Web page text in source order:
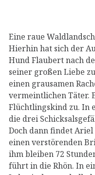
Eine raue
Hierhin hat sich der
Hund Flaubert nach
seiner großen Liebe
einen grausamen
vermeintlichen Täter.
Flüchtlingskind zu. In
die drei
Doch dann findet
einen verstörenden
ihm bleiben 72
führt in die Rhön. In